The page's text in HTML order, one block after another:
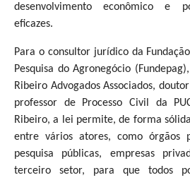
desenvolvimento econômico e
eficazes.
Para o consultor jurídico da
Pesquisa do Agronegócio
Ribeiro Advogados Associados,
professor de Processo Civil da
Ribeiro, a lei permite, de forma
entre vários atores, como órgãos
pesquisa públicas, empresas
terceiro setor, para que todos